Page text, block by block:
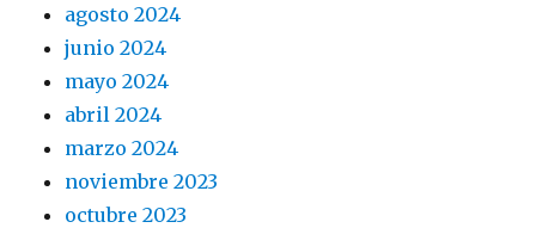
agosto 2024
junio 2024
mayo 2024
abril 2024
marzo 2024
noviembre 2023
octubre 2023